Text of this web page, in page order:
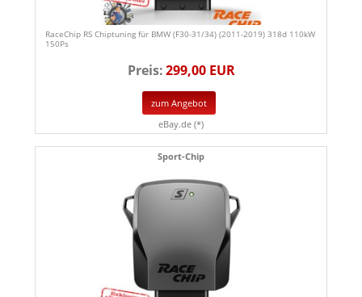
RaceChip RS Chiptuning für BMW (F30-31/34) (2011-2019) 318d 110kW
150Ps
Preis:299,00 EUR
zum Angebot
eBay.de (*)
Sport-Chip